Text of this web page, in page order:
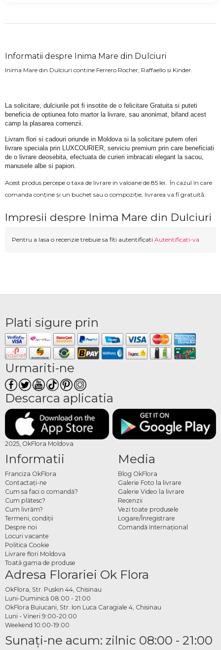
Informatii despre Inima Mare din Dulciuri
Inima Mare din Dulciuri contine Ferrero Rocher, Raffaello si Kinder.
La solicitare, dulciurile pot fi insotite de o felicitare Gratuita si puteti
beneficia de optiunea foto martor la livrare, sau anonimat, bifand acest
camp la plasarea comenzii.
Livram flori si cadouri oriunde in Moldova si la solicitare putem oferi
livrare speciala prin LUXCOURIER, serviciu premium prin care beneficiati
de o livrare deosebita, efectuata de curieri imbracati elegant la sacou,
manusele albe si papion.
Acest produs percepe o taxa de livrare in valoane de 85 lei. În cazul în care
comanda conține și un buchet sau o compoziție, livrarea va fi gratuită.
Impresii despre Inima Mare din Dulciuri
Pentru a lasa o recenzie trebuie sa fiti autentificati Autentificati-va
Plati sigure prin
Urmariti-ne
Descarca aplicatia
2025, OkFlora Moldova
Informatii
Franciza OkFlora
Contactaţi-ne
Cum sa faci o comandă?
Cum plătesc?
Cum livrăm?
Termeni, condiţii
Despre noi
Locuri vacante
Politica Cookie
Livrare flori Moldova
Toată gama de produse
Media
Blog OkFlora
Galerie Foto la livrare
Galerie Video la livrare
Recenzii
Vezi toate produsele
Logare/Înregistrare
Comandă Internațional
Adresa Florariei Ok Flora
OkFlora, Str. Puskin 44, Chisinau
Luni-Duminică 08:00 - 21:00
OkFlora Buiucani, Str. Ion Luca Caragiale 4, Chisinau
Luni - Vineri 9:00-20:00
Weekend 10:00-19:00
Sunaţi-ne acum: zilnic 08:00 - 21:00